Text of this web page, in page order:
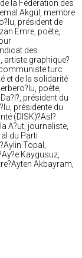
la Fédération des
Akgül, membre
président de
Emre, poète,
des
artiste graphique?
turc
et de la solidarité
poète,
président du
présidente du
(DISK)?Asl?
A?ut, journaliste,
du Parti
Topal,
Kaygusuz,
Akbayram,